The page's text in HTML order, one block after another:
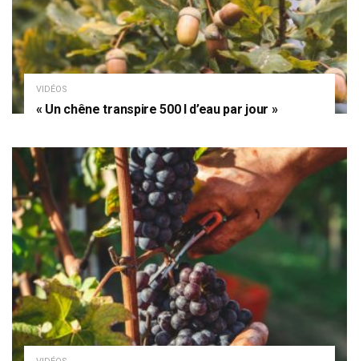
VIDÉOS
« Un chêne transpire 500 l d’eau par jour »